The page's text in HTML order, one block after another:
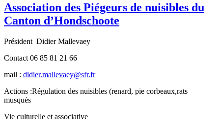
Association des Piégeurs de nuisibles du
Canton d’Hondschoote
Président Didier Mallevaey
Contact 06 85 81 21 66
mail : didier.mallevaey@sfr.fr
Actions :Régulation des nuisibles (renard, pie corbeaux,rats
musqués
Vie culturelle et associative